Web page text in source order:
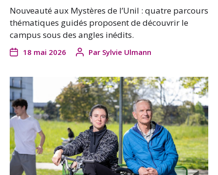
Nouveauté aux Mystères de l’Unil : quatre parcours
thématiques guidés proposent de découvrir le
campus sous des angles inédits.
18 mai 2026 Par Sylvie Ulmann